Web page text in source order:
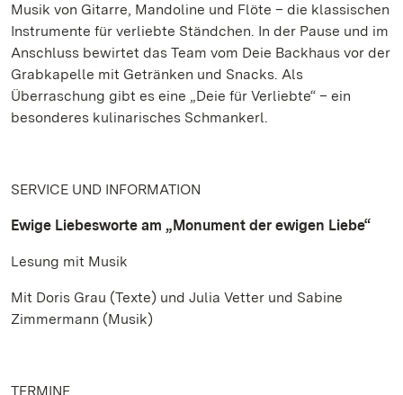
Musik von Gitarre, Mandoline und Flöte – die klassischen
Instrumente für verliebte Ständchen. In der Pause und im
Anschluss bewirtet das Team vom Deie Backhaus vor der
Grabkapelle mit Getränken und Snacks. Als
Überraschung gibt es eine „Deie für Verliebte“ – ein
besonderes kulinarisches Schmankerl.
SERVICE UND INFORMATION
Ewige Liebesworte am „Monument der ewigen Liebe“
Lesung mit Musik
Mit Doris Grau (Texte) und Julia Vetter und Sabine
Zimmermann (Musik)
TERMINE